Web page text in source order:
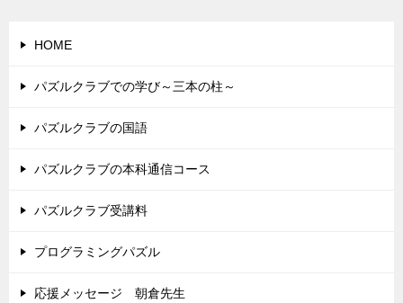
HOME
パズルクラブでの学び～三本の柱～
パズルクラブの国語
パズルクラブの本科通信コース
パズルクラブ受講料
プログラミングパズル
応援メッセージ 朝倉先生